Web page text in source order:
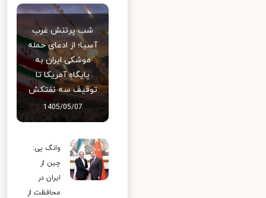
شب پرتنش غرب
آسیا؛ از ادعای حمله
موشکی ایران به
پایگاه آمریکا تا
توقیف سه نفتکش
1405/05/07
وانگ یی:
چین از
ایران در
محافظت از